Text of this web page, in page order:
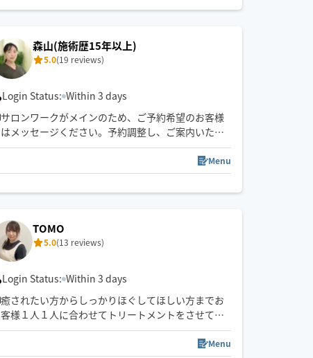
り、身体はどんどん固まっていきます。大切なのは
定期的なケア。休みを無駄にしたくないなら私にお
任せください！
寝ているだけで身体のメンテナンスができちゃいま
森山(施術歴15年以上)
5.0(19 reviews)
Login Status: Within 3 days
サロンワークがメインのため、ご予約希望のお客様
はメッセージください。予約調整し、ご案内いたし
ます。
エリア:中区/千種区/東区で対応◎
(名駅周辺のみで中村区も対応します)
施術歴15年以上サロンオーナーが伺います！筋膜(フ
ァシア)リリースと極上ヘッドスパ♪本格アロマトリ
ートメントも施術出来ます🌿アロマで‬希望の方は事
前にコメントお願いします♪
Menu
TOMO
5.0(13 reviews)
Login Status: Within 3 days
癒されたい方からしっかりほぐしてほしい方までお
客様１人１人に合わせてトリートメントをさせてい
ただきます♪
Menu